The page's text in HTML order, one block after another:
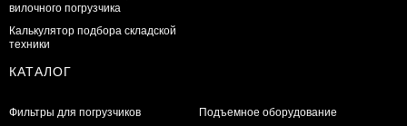
вилочного погрузчика
Калькулятор подбора складской
техники
КАТАЛОГ
Фильтры для погрузчиков
Подъемное оборудование